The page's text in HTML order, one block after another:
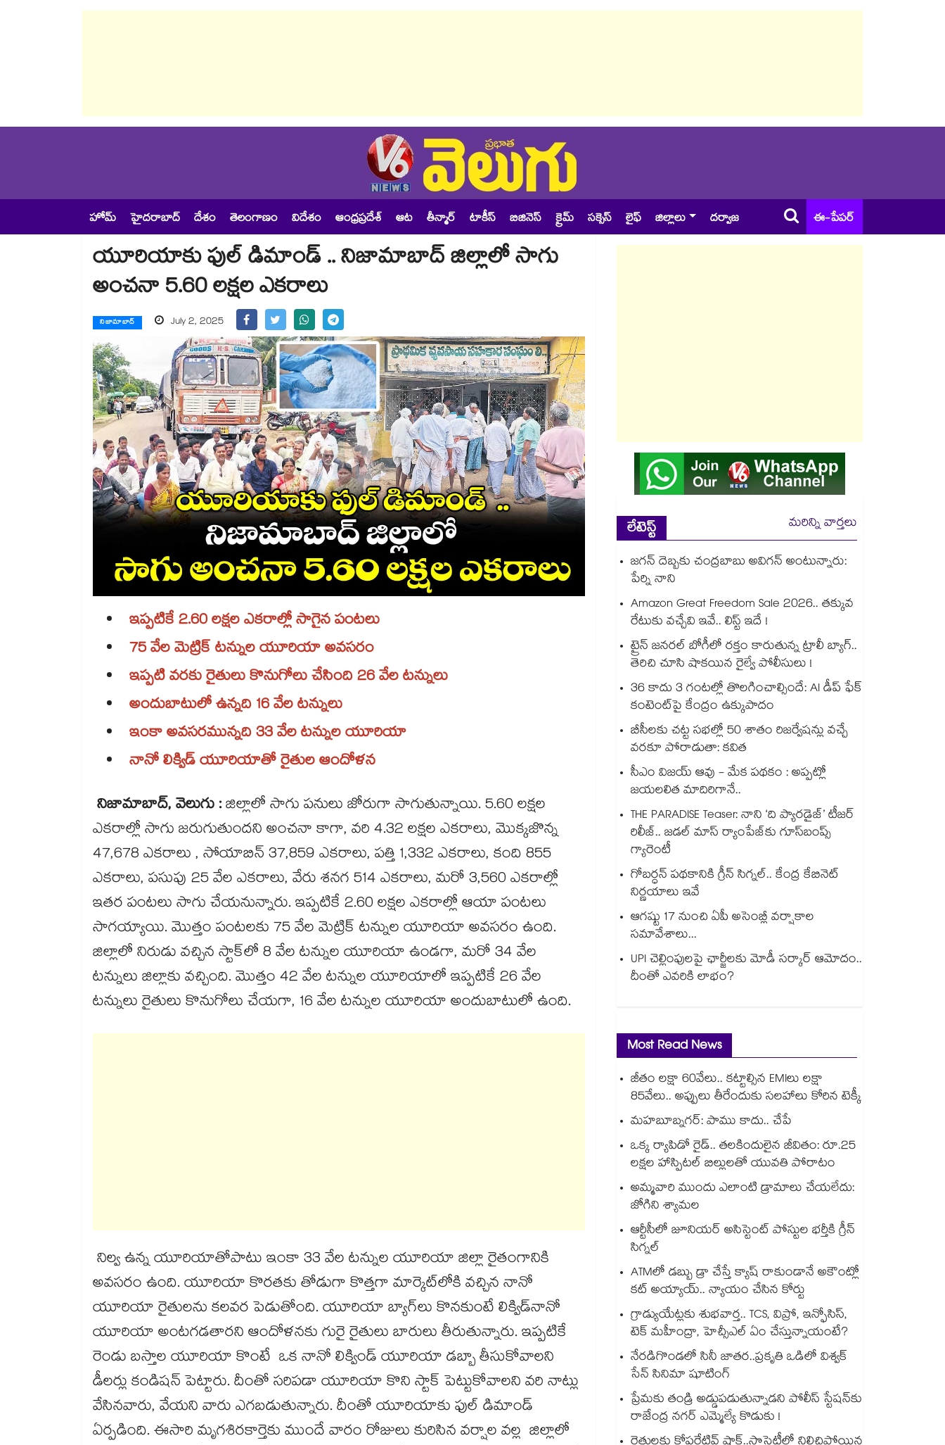
హోమ్ హైదరాబాద్ దేశం తెలంగాణం విదేశం ఆంధ్రప్రదేశ్ ఆట తీన్మార్ టాకీస్ బిజినెస్ క్రైమ్ సక్సెస్ లైఫ్ జిల్లాలు దర్వాజ ఈ-పేపర్
యూరియాకు ఫుల్ డిమాండ్ .. నిజామాబాద్ జిల్లాలో సాగు
అంచనా 5.60 లక్షల ఎకరాలు
నిజామాబాద్ July 2, 2025
ఇప్పటికే 2.60 లక్షల ఎకరాల్లో సాగైన పంటలు
75 వేల మెట్రిక్ టన్నుల యూరియా అవసరం
ఇప్పటి వరకు రైతులు కొనుగోలు చేసింది 26 వేల టన్నులు
అందుబాటులో ఉన్నది 16 వేల టన్నులు
ఇంకా అవసరమున్నది 33 వేల టన్నుల యూరియా
నానో లిక్విడ్ యూరియాతో రైతుల ఆందోళన
నిజామాబాద్​, వెలుగు :జిల్లాలో సాగు పనులు జోరుగా సాగుతున్నాయి. 5.60 లక్షల
ఎకరాల్లో సాగు జరుగుతుందని అంచనా కాగా, వరి 4.32 లక్షల ఎకరాలు, మొక్కజొన్న
47,678 ఎకరాలు , సోయాబిన్ 37,859 ఎకరాలు​, పత్తి 1,332 ఎకరాలు, కంది 855
ఎకరాలు, పసుపు 25 వేల ఎకరాలు, వేరు శనగ 514 ఎకరాలు, మరో 3,560 ఎకరాల్లో
ఇతర పంటలు సాగు చేయనున్నారు. ఇప్పటికే 2.60 లక్షల ఎకరాల్లో ఆయా పంటలు
సాగయ్యాయి. మొత్తం పంటలకు 75 వేల మెట్రిక్ టన్నుల యూరియా అవసరం ఉంది.
జిల్లాలో నిరుడు వచ్చిన స్టాక్​లో 8 వేల టన్నుల యూరియా ఉండగా, మరో 34 వేల
టన్నులు జిల్లాకు వచ్చింది. మొత్తం 42 వేల టన్నుల యూరియాలో ఇప్పటికే 26 వేల
టన్నులు రైతులు కొనుగోలు చేయగా, 16 వేల టన్నుల యూరియా అందుబాటులో ఉంది.
నిల్వ ఉన్న యూరియాతోపాటు ఇంకా 33 వేల టన్నుల యూరియా జిల్లా రైతంగానికి
అవసరం ఉంది. యూరియా కొరతకు తోడుగా కొత్తగా మార్కెట్​లోకి వచ్చిన నానో
యూరియా రైతులను కలవర పెడుతోంది. యూరియా బ్యాగ్​లు కొనకుంటే లిక్విడ్​నానో
యూరియా అంటగడతారని ఆందోళనకు గురై రైతులు బారులు తీరుతున్నారు. ఇప్పటికే
రెండు బస్తాల యూరియా కొంటే ఒక నానో లిక్విండ్​ యూరియా డబ్బా తీసుకోవాలని
డీలర్లు కండిషన్ పెట్టారు. దీంతో సరిపడా యూరియా కొని స్టాక్​ పెట్టుకోవాలని వరి నాట్లు
వేసినవారు, వేయని వారు ఎగబడుతున్నారు. దీంతో యూరియాకు ఫుల్ డిమాండ్
ఏర్పడింది. ఈసారి మృగశిరకార్తెకు ముందే వారం రోజులు కురిసిన వర్షాల వల్ల జిల్లాలో
లేటెస్ట్
మరిన్ని వార్తలు
జగన్ దెబ్బకు చంద్రబాబు అవిగన్ అంటున్నారు:
పేర్ని నాని
Amazon Great Freedom Sale 2026.. తక్కువ
రేటుకు వచ్చేవి ఇవే.. లిస్ట్ ఇదే !
ట్రైన్ జనరల్ బోగీలో రక్తం కారుతున్న ట్రాలీ బ్యాగ్..
తెరిచి చూసి షాకయిన రైల్వే పోలీసులు !
36 కాదు 3 గంటల్లో తొలగించాల్సిందే: AI డీప్ ఫేక్
కంటెంట్‎పై కేంద్రం ఉక్కుపాదం
బీసీలకు చట్ట సభల్లో 50 శాతం రిజర్వేషన్లు వచ్చే
వరకూ పోరాడుతా: కవిత
సీఎం విజయ్ ఆవు - మేక పథకం : అప్పట్లో
జయలలిత మాదిరిగానే..
THE PARADISE Teaser: నాని ‘ది ప్యారడైజ్‌‌’ టీజర్
రిలీజ్.. జడల్ మాస్ ర్యాంపేజ్‌కు గూస్‌బంప్స్
గ్యారెంటీ
గోబర్ధన్ పథకానికి గ్రీన్ సిగ్నల్.. కేంద్ర కేబినెట్
నిర్ణయాలు ఇవే
ఆగష్టు 17 నుంచి ఏపీ అసెంబ్లీ వర్షాకాల
సమావేశాలు...
UPI చెల్లింపులపై ఛార్జీలకు మోడీ సర్కార్ ఆమోదం..
దీంతో ఎవరికి లాభం?
Most Read News
జీతం లక్షా 60వేలు.. కట్టాల్సిన EMIలు లక్షా
85వేలు.. అప్పులు తీరేందుకు సలహాలు కోరిన టెక్కీ
మహబూబ్నగర్: పాము కాదు.. చేపే
ఒక్క ర్యాపిడో రైడ్.. తలకిందులైన జీవితం: రూ.25
లక్షల హాస్పిటల్ బిల్లులతో యువతి పోరాటం
అమ్మవారి ముందు ఎలాంటి డ్రామాలు చేయలేదు:
జోగిని శ్యామల
ఆర్టీసీలో జూనియర్ అసిస్టెంట్‌‌ పోస్టుల భర్తీకి గ్రీన్‌‌
సిగ్నల్
ATMలో డబ్బు డ్రా చేస్తే క్యాష్ రాకుండానే అకౌంట్లో
కట్ అయ్యాయ్.. న్యాయం చేసిన కోర్టు
గ్రాడ్యుయేట్లకు శుభవార్త.. TCS, విప్రో, ఇన్ఫోసిస్,
టెక్ మహీంద్రా, హెచ్సీఎల్ ఏం చేస్తున్నాయంటే?
నేరడిగొండలో సినీ జాతర..ప్రకృతి ఒడిలో విశ్వక్
సేన్ సినిమా షూటింగ్
ప్రేమకు తండ్రి అడ్డుపడుతున్నాడని పోలీస్ స్టేషన్⁪కు
రాజేంద్ర నగర్ ఎమ్మెల్యే కొడుకు !